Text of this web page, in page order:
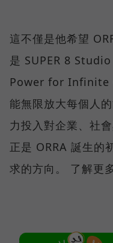
這不僅是他希望
是 SUPER 8
Power for Infinite
能無限放大每個人
力投入對企業、社
正是 ORRA 誕生的
求的方向。 了解更